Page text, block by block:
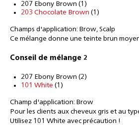
207 Ebony Brown (1)
203 Chocolate Brown (1)
Champs d'application: Brow, Scalp
Ce mélange donne une teinte brun
Conseil de mélange 2
207 Ebony Brown (2)
101 White (1)
Champ d'application: Brow
Pour les clients aux cheveux gris et au
Utilisez 101 White avec précaution !